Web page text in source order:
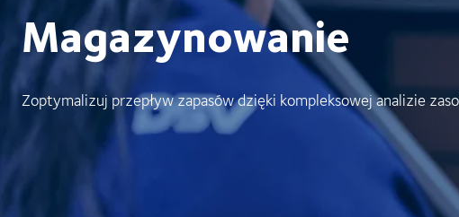
Magazynowanie
Zoptymalizuj przepływ zapasów dzięki kompleksowej analizie